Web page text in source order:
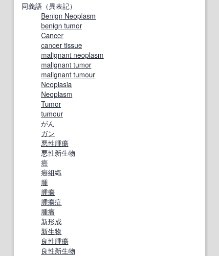
同義語（異表記）
Benign Neoplasm
benign tumor
Cancer
cancer tissue
malignant neoplasm
malignant tumor
malignant tumour
Neoplasia
Neoplasm
Tumor
tumour
がん
ガン
悪性腫瘍
悪性新生物
癌
癌組織
腫
腫瘍
腫瘍症
腫瘤
新形成
新生物
良性腫瘍
良性新生物